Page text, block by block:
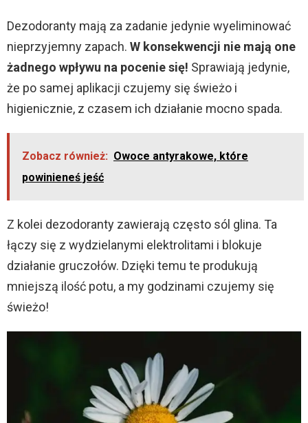
Dezodoranty mają za zadanie jedynie wyeliminować
nieprzyjemny zapach. W konsekwencji nie mają one
żadnego wpływu na pocenie się! Sprawiają jedynie,
że po samej aplikacji czujemy się świeżo i
higienicznie, z czasem ich działanie mocno spada.
Zobacz również: Owoce antyrakowe, które
powinieneś jeść
Z kolei dezodoranty zawierają często sól glina. Ta
łączy się z wydzielanymi elektrolitami i blokuje
działanie gruczołów. Dzięki temu te produkują
mniejszą ilość potu, a my godzinami czujemy się
świeżo!